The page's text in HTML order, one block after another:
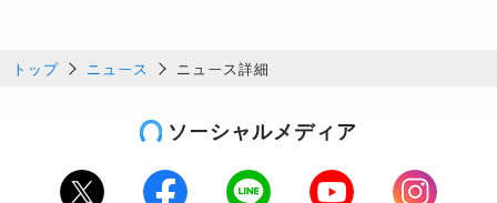
トップ ニュース ニュース詳細
ソーシャルメディア